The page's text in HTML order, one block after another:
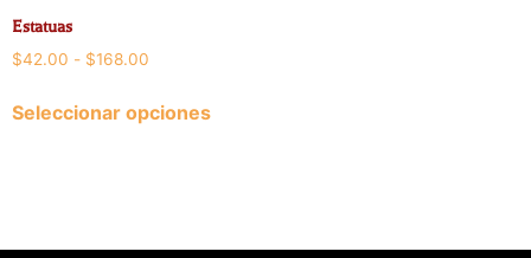
Estatuas
$42.00 - $168.00
Seleccionar opciones